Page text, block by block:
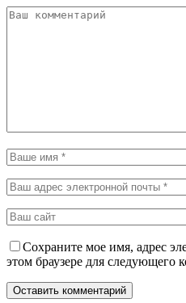
Сохраните мое имя, адрес
этом браузере для следующего